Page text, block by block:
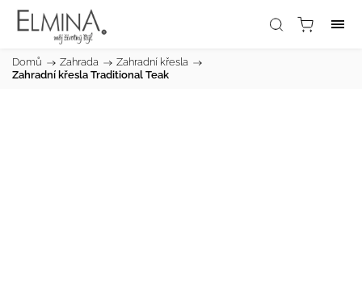
Domů / Zahrada / Zahradní křesla /
Zahradní křesla Traditional Teak